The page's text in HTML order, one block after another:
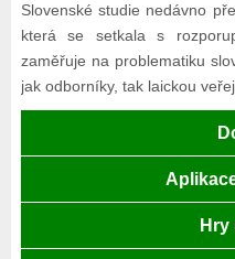
Slovenské studie nedávno
která se setkala s
zaměřuje na problematiku
jak odborníky, tak laickou
Hry